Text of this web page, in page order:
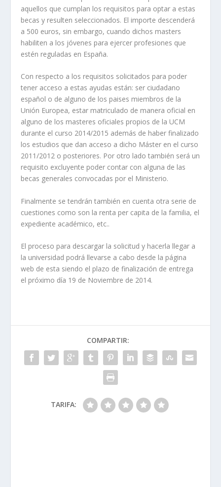
aquellos que cumplan los requisitos para optar a estas
becas y resulten seleccionados. El importe descenderá
a 500 euros, sin embargo, cuando dichos masters
habiliten a los jóvenes para ejercer profesiones que
estén reguladas en España.
Con respecto a los requisitos solicitados para poder
tener acceso a estas ayudas están: ser ciudadano
español o de alguno de los paises miembros de la
Unión Europea, estar matriculado de manera oficial en
alguno de los masteres oficiales propios de la UCM
durante el curso 2014/2015 además de haber finalizado
los estudios que dan acceso a dicho Máster en el curso
2011/2012 o posteriores. Por otro lado también será un
requisito excluyente poder contar con alguna de las
becas generales convocadas por el Ministerio.
Finalmente se tendrán también en cuenta otra serie de
cuestiones como son la renta per capita de la familia, el
expediente académico, etc..
El proceso para descargar la solicitud y hacerla llegar a
la universidad podrá llevarse a cabo desde la página
web de esta siendo el plazo de finalización de entrega
el próximo día 19 de Noviembre de 2014.
COMPARTIR:
TARIFA: